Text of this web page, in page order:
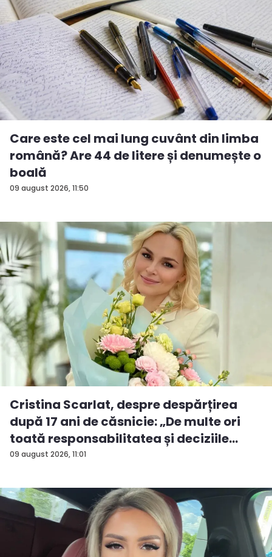
09 august 2026, 11:50
Care este cel mai lung cuvânt din limba
română? Are 44 de litere și denumește o
boală
09 august 2026, 11:01
Cristina Scarlat, despre despărțirea
după 17 ani de căsnicie: „De multe ori
toată responsabilitatea și deciziile
erau...